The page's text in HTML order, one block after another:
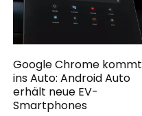
Google Chrome kommt
ins Auto: Android Auto
erhält neue EV-
Smartphones